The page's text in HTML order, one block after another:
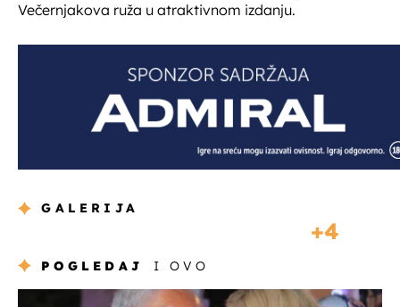
Večernjakova ruža u atraktivnom izdanju.
GALERIJA
4
POGLEDAJ I OVO